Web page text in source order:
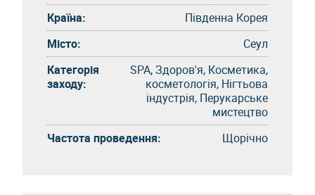
Країна:
Південна Корея
Місто:
Сеул
Категорія
заходу:
SPA, Здоров'я, Косметика,
косметологія, Нігтьова
індустрія, Перукарське
мистецтво
Частота проведення:
Щорічно